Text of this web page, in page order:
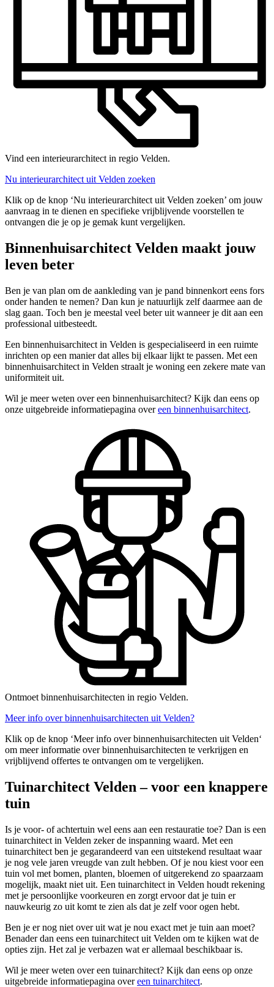
Vind een interieurarchitect in regio Velden.
Nu interieurarchitect uit Velden zoeken
Klik op de knop ‘Nu interieurarchitect uit Velden zoeken’ om jouw
aanvraag in te dienen en specifieke vrijblijvende voorstellen te
ontvangen die je op je gemak kunt vergelijken.
Binnenhuisarchitect Velden maakt jouw
leven beter
Ben je van plan om de aankleding van je pand binnenkort eens fors
onder handen te nemen? Dan kun je natuurlijk zelf daarmee aan de
slag gaan. Toch ben je meestal veel beter uit wanneer je dit aan een
professional uitbesteedt.
Een binnenhuisarchitect in Velden is gespecialiseerd in een ruimte
inrichten op een manier dat alles bij elkaar lijkt te passen. Met een
binnenhuisarchitect in Velden straalt je woning een zekere mate van
uniformiteit uit.
Wil je meer weten over een binnenhuisarchitect? Kijk dan eens op
onze uitgebreide informatiepagina overeen binnenhuisarchitect.
Ontmoet binnenhuisarchitecten in regio Velden.
Meer info over binnenhuisarchitecten uit Velden?
Klik op de knop ‘Meer info over binnenhuisarchitecten uit Velden‘
om meer informatie over binnenhuisarchitecten te verkrijgen en
vrijblijvend offertes te ontvangen om te vergelijken.
Tuinarchitect Velden – voor een knappere
tuin
Is je voor- of achtertuin wel eens aan een restauratie toe? Dan is een
tuinarchitect in Velden zeker de inspanning waard. Met een
tuinarchitect ben je gegarandeerd van een uitstekend resultaat waar
je nog vele jaren vreugde van zult hebben. Of je nou kiest voor een
tuin vol met bomen, planten, bloemen of uitgerekend zo spaarzaam
mogelijk, maakt niet uit. Een tuinarchitect in Velden houdt rekening
met je persoonlijke voorkeuren en zorgt ervoor dat je tuin er
nauwkeurig zo uit komt te zien als dat je zelf voor ogen hebt.
Ben je er nog niet over uit wat je nou exact met je tuin aan moet?
Benader dan eens een tuinarchitect uit Velden om te kijken wat de
opties zijn. Het zal je verbazen wat er allemaal beschikbaar is.
Wil je meer weten over een tuinarchitect? Kijk dan eens op onze
uitgebreide informatiepagina overeen tuinarchitect.